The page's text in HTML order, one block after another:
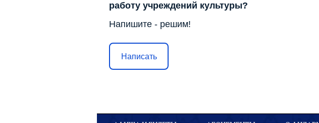
работу учреждений культуры?
Напишите - решим!
Написать